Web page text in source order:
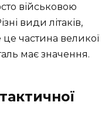
військовою
види літаків,
це частина великої
має значення.